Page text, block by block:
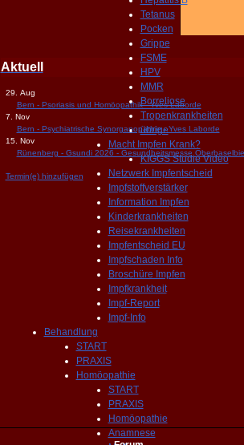
Tetanus
Pocken
Grippe
FSME
HPV
MMR
Borreliose
Tropenkrankheiten
übrige
Macht Impfen Krank?
KIGGS Studie Video
Netzwerk Impfentscheid
Impfstoffverstärker
Information Impfen
Kinderkrankheiten
Reisekrankheiten
Impfentscheid EU
Impfschaden Info
Broschüre Impfen
Impfkrankheit
Impf-Report
Impf-Info
Behandlung
START
PRAXIS
Homöopathie
START
PRAXIS
Homöopathie
Anamnese
Aktuell
29. Aug
Bern - Psoriasis und Homöopathik - Yves Laborde
7. Nov
Bern - Psychiatrische Synorganopathie - Yves Laborde
15. Nov
Rünenberg - Gsundi 2026 - Gesundheitsmesse
Termin(e) hinzufügen